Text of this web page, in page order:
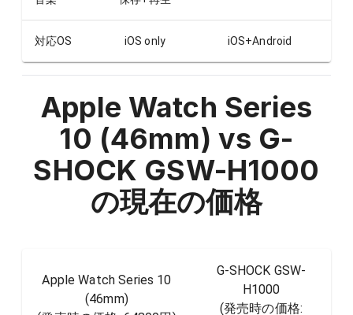
対応OS iOS only iOS+Android
Apple Watch Series
10 (46mm) vs G-
SHOCK GSW-H1000
の現在の価格
Apple Watch Series 10
(46mm)
G-SHOCK GSW-
H1000
(発売時の価格: